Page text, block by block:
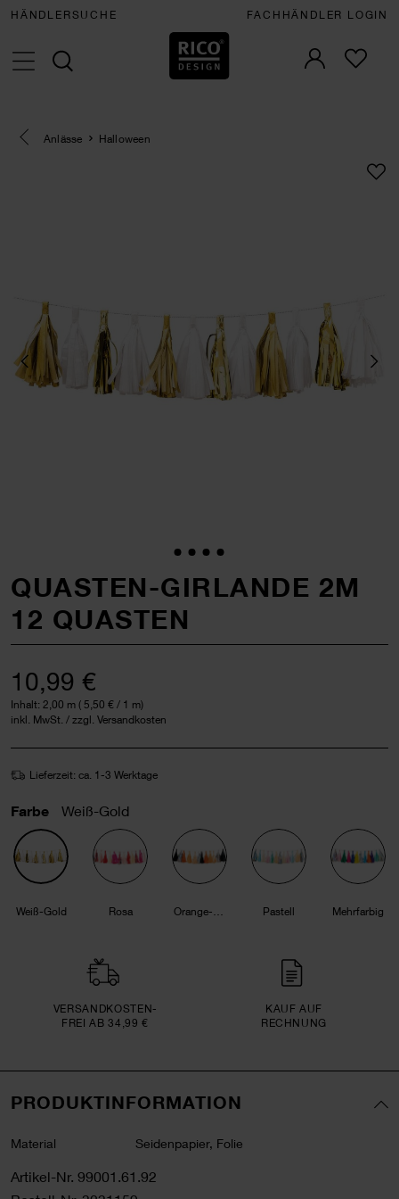
HÄNDLERSUCHE FACHHÄNDLER LOGIN
Eine Kategorie zurück navigieren
Anlässe Halloween
QUASTEN-GIRLANDE 2M
12 QUASTEN
10,99 €
Inhalt: 2,00 m ( 5,50 € / 1 m)
inkl. MwSt. / zzgl. Versandkosten
Lieferzeit: ca. 1-3 Werktage
Farbe Weiß-Gold
Weiß-Gold Rosa Pastell Mehrfarbig
VERSAND­KOSTEN­
FREI AB 34,99 €
KAUF AUF
RECHNUNG
PRODUKTINFORMATION
Material Seidenpapier, Folie
Artikel-Nr. 99001.61.92